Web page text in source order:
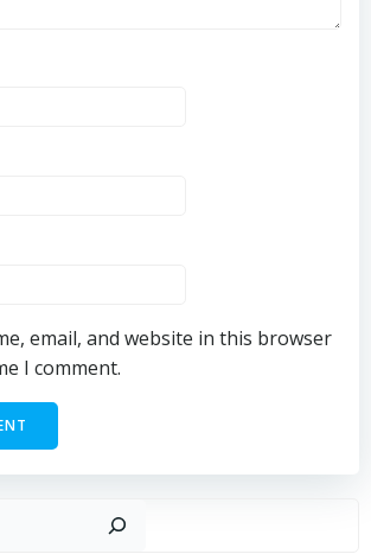
email, and website in this browser
I comment.